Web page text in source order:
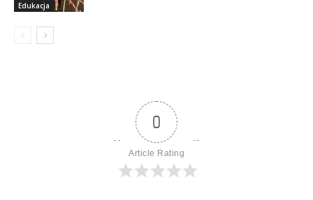
Edukacja
0
Article Rating